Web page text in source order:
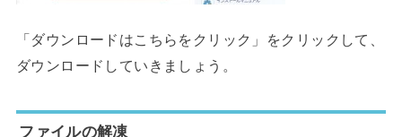
「ダウンロードはこちらをクリック」をクリックして、
ダウンロードしていきましょう。
ファイルの解凍